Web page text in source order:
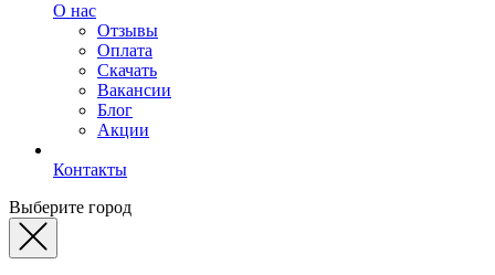
О нас
Отзывы
Оплата
Скачать
Вакансии
Блог
Акции
Контакты
Выберите город